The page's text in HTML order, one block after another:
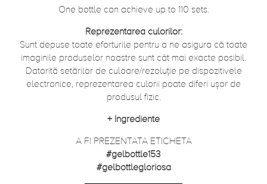
One bottle can achieve up to 110 sets.
Reprezentarea culorilor:
Sunt depuse toate eforturile pentru a ne asigura că toate
imaginile produselor noastre sunt cât mai exacte posibil.
Datorită setărilor de culoare/rezoluție pe dispozitivele
electronice, reprezentarea culorii poate diferi ușor de
produsul fizic.
+ Ingrediente
A FI PREZENTATA ETICHETA
#gelbottle153
#gelbottlegloriosa